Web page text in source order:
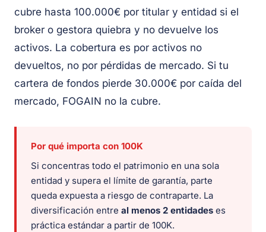
cubre hasta 100.000€ por titular y entidad si el
broker o gestora quiebra y no devuelve los
activos. La cobertura es por activos no
devueltos, no por pérdidas de mercado. Si tu
cartera de fondos pierde 30.000€ por caída del
mercado, FOGAIN no la cubre.
Por qué importa con 100K
Si concentras todo el patrimonio en una sola
entidad y supera el límite de garantía, parte
queda expuesta a riesgo de contraparte. La
diversificación entre al menos 2 entidades es
práctica estándar a partir de 100K.